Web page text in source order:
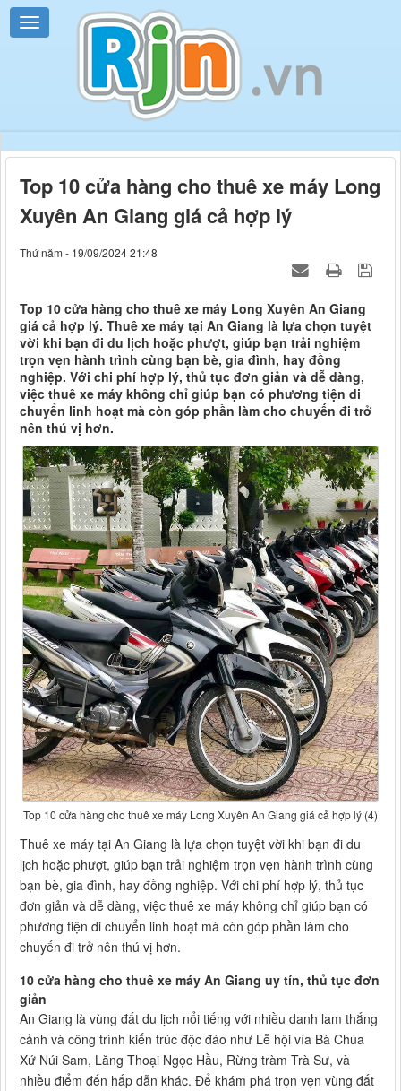
Top 10 cửa hàng cho thuê xe máy Long
Xuyên An Giang giá cả hợp lý
Thứ năm - 19/09/2024 21:48
Top 10 cửa hàng cho thuê xe máy Long Xuyên An Giang
giá cả hợp lý. Thuê xe máy tại An Giang là lựa chọn tuyệt
vời khi bạn đi du lịch hoặc phượt, giúp bạn trải nghiệm
trọn vẹn hành trình cùng bạn bè, gia đình, hay đồng
nghiệp. Với chi phí hợp lý, thủ tục đơn giản và dễ dàng,
việc thuê xe máy không chỉ giúp bạn có phương tiện di
chuyển linh hoạt mà còn góp phần làm cho chuyến đi trở
nên thú vị hơn.
Top 10 cửa hàng cho thuê xe máy Long Xuyên An Giang giá cả hợp lý (4)
Thuê xe máy tại An Giang là lựa chọn tuyệt vời khi bạn đi du
lịch hoặc phượt, giúp bạn trải nghiệm trọn vẹn hành trình cùng
bạn bè, gia đình, hay đồng nghiệp. Với chi phí hợp lý, thủ tục
đơn giản và dễ dàng, việc thuê xe máy không chỉ giúp bạn có
phương tiện di chuyển linh hoạt mà còn góp phần làm cho
chuyến đi trở nên thú vị hơn.
10 cửa hàng cho thuê xe máy An Giang uy tín, thủ tục đơn
giản
An Giang là vùng đất du lịch nổi tiếng với nhiều danh lam thắng
cảnh và công trình kiến trúc độc đáo như Lễ hội vía Bà Chúa
Xứ Núi Sam, Lăng Thoại Ngọc Hầu, Rừng tràm Trà Sư, và
nhiều điểm đến hấp dẫn khác. Để khám phá trọn vẹn vùng đất